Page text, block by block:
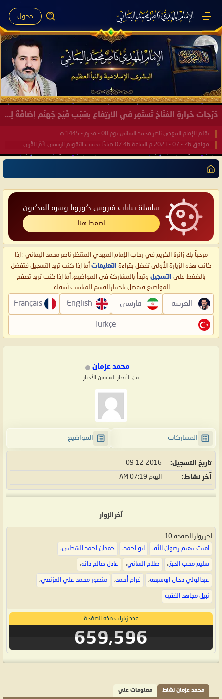
دخول
صَيْفُ سَقَرَ يَبدأُ في اجتياحِ شِتاءِ القُطبِ الشَّمالي كَما وعَدناكُم بالحقِّ لعَامِكم هذا (1445 هـ) ..
بقلم الإمام المهدي ناصر محمد اليماني يوم 18 - جمادى الآخرة - 1445 هـ
موافق 31 - 12 - 2023 م الساعة 07:44 صباحًا بحسب التقويم الرسمي لأمّ القُرى
سلسلة بيانات فيروس كورونا وسره المكنون
اضغط هنا
مرحباً بك زائرنا الكريم في رحاب الإمام المهدي المنتظر ناصر محمد اليماني : إذا
كانت هذه الزيارة الأولى تفضل بقراءة التعليمات أما إذا كنت تريد التسجيل فتفضل
بالضغط على التسجيل وتبدأ بالمشاركة في المواضيع، أما إذا كنت تريد تصفح
المواضيع فتفضل باختيار القسم المناسب أسفله.
العربية فارسی English
Français
Türkçe
محمد عزمان
من الأنصار السابقين الأخيار
المشاركات المواضيع
تاريخ التسجيل 09-12-2016
آخر نشاط اليوم 07:19 AM
آخر الزوار
اخر زوار الصفحة 10:
آمنت بنعيم رضوان الله، ابو احمد، حمدان احمد الشطبي،
سليم محب الحق، صلاح الساني، عادل صالح دانه،
عبدالولي دحان ابوسبعه، غرام أحمد، منصور محمد علي المزنعي،
نبيل مجاهد الفقيه
عدد زيارات هذه الصفحة
659,596
محمد عزمان نشاط معلومات عني